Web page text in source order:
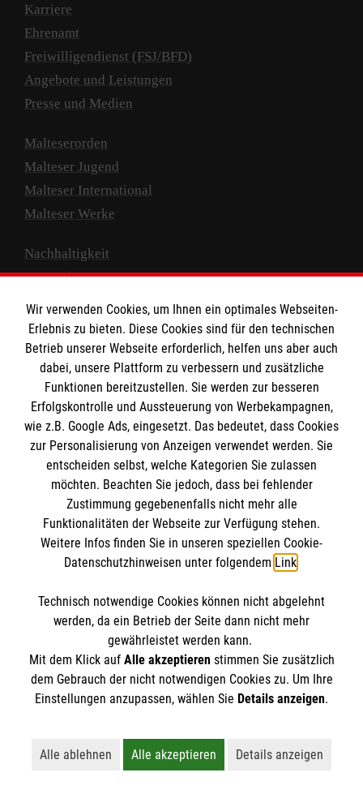
Karriere
Ehrenamt
Freiwilligendienst (FSJ/BFD)
Angebote und Leistungen
Presse und Medien
Malteserorden
Malteser Jugend
Malteser International
Malteser Werke
Nachhaltigkeit
Prävention
Compliance
Transparenz
Spenden und Helfen
Spendenkonto
Empfänger: Malteser Hilfsdienst e.V.
IBAN: DE10 3706 0120 1201 2000 12
BIC: GENODED 1PA7
Newsletter abonnieren
Cookies verwalten Impressum | Datenschutz
Wir verwenden Cookies, um Ihnen ein optimales Webseiten-
Erlebnis zu bieten. Diese Cookies sind für den technischen
Betrieb unserer Webseite erforderlich, helfen uns aber auch
dabei, unsere Plattform zu verbessern und zusätzliche
Funktionen bereitzustellen. Sie werden zur besseren
Erfolgskontrolle und Aussteuerung von Werbekampagnen,
wie z.B. Google Ads, eingesetzt. Das bedeutet, dass Cookies
zur Personalisierung von Anzeigen verwendet werden. Sie
entscheiden selbst, welche Kategorien Sie zulassen
möchten. Beachten Sie jedoch, dass bei fehlender
Zustimmung gegebenenfalls nicht mehr alle
Funktionalitäten der Webseite zur Verfügung stehen.
Weitere Infos finden Sie in unseren speziellen Cookie-
Datenschutzhinweisen unter folgendem Link.
Technisch notwendige Cookies können nicht abgelehnt
werden, da ein Betrieb der Seite dann nicht mehr
gewährleistet werden kann.
Mit dem Klick auf Alle akzeptierenstimmen Sie zusätzlich
dem Gebrauch der nicht notwendigen Cookies zu. Um Ihre
Einstellungen anzupassen, wählen Sie Details anzeigen.
Alle ablehnen
Lehnt alle nicht-essentiellen Cookies ab
Alle akzeptieren
Akzeptiert alle Cookies
Details anzeigen